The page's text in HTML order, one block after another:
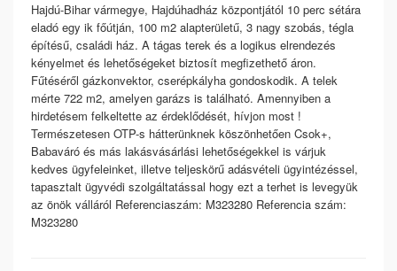
Hajdú-Bihar vármegye, Hajdúhadház központjától 10 perc sétára
eladó egy ik főútján, 100 m2 alapterületű, 3 nagy szobás, tégla
építésű, családi ház. A tágas terek és a logikus elrendezés
kényelmet és lehetőségeket biztosít megfizethető áron.
Fűtéséről gázkonvektor, cserépkályha gondoskodik. A telek
mérte 722 m2, amelyen garázs is található. Amennyiben a
hirdetésem felkeltette az érdeklődését, hívjon most !
Természetesen OTP-s hátterünknek köszönhetően Csok+,
Babaváró és más lakásvásárlási lehetőségekkel is várjuk
kedves ügyfeleinket, illetve teljeskörű adásvételi ügyintézéssel,
tapasztalt ügyvédi szolgáltatással hogy ezt a terhet is levegyük
az önök válláról Referenciaszám: M323280 Referencia szám:
M323280